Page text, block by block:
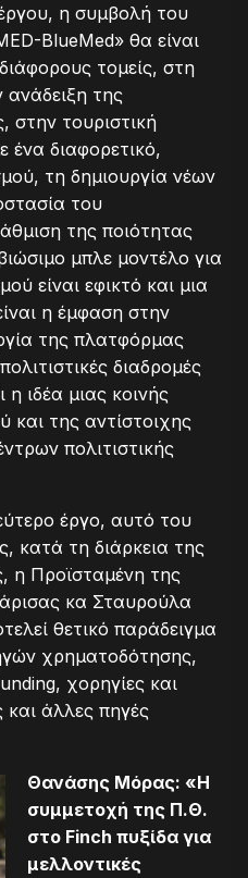
η συμβολή του
BlueMed» θα είναι
τομείς, στη
ανάδειξη της
στην τουριστική
ένα διαφορετικό,
τη δημιουργία νέων
του
της ποιότητας
μπλε μοντέλο για
είναι εφικτό και μια
η έμφαση στην
της πλατφόρμας
διαδρομές
ιδέα μιας κοινής
της αντίστοιχης
πολιτιστικής
έργο, αυτό του
κατά τη διάρκεια της
η Προϊσταμένη της
κα Σταυρούλα
θετικό παράδειγμα
χρηματοδότησης,
χορηγίες και
και άλλες πηγές
Θανάσης Μόρας: «Η
συμμετοχή της Π.Θ.
στο Finch πυξίδα για
μελλοντικές